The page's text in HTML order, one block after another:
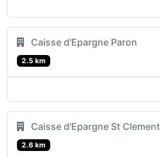
Caisse d'Epargne Paron
2.5 km
Caisse d'Epargne St Clement
2.6 km